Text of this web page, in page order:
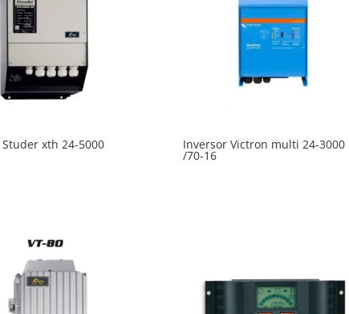
xth 24-5000 Inversor Victron multi 24-3000
/70-16